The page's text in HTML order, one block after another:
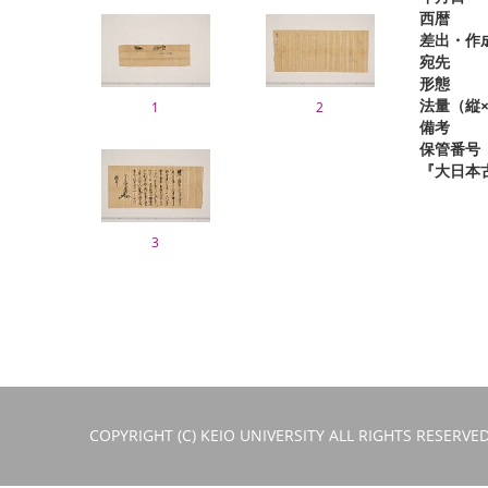
1 2
3
西暦
差出・作
宛先
形態
法量（縦
備考
保管番号
『大日
COPYRIGHT (C) KEIO UNIVERSITY ALL RIGHTS